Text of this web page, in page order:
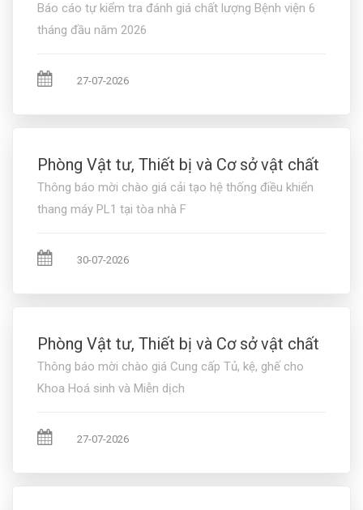
Báo cáo tự kiểm tra đánh giá chất lượng Bệnh viện 6
tháng đầu năm 2026
27-07-2026
Phòng Vật tư, Thiết bị và Cơ sở vật chất
Thông báo mời chào giá cải tạo hệ thống điều khiển
thang máy PL1 tại tòa nhà F
30-07-2026
Phòng Vật tư, Thiết bị và Cơ sở vật chất
Thông báo mời chào giá Cung cấp Tủ, kệ, ghế cho
Khoa Hoá sinh và Miễn dịch
27-07-2026